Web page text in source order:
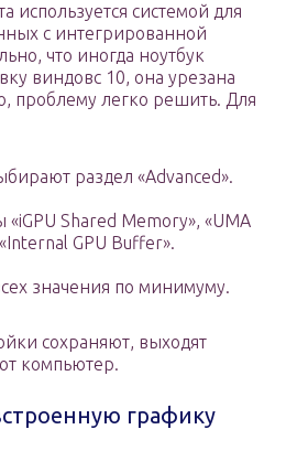
используется системой для
с интегрированной
что иногда ноутбук
виндовс 10, она урезана
проблему легко решить. Для
раздел «Advanced».
Shared Memory», «UMA
GPU Buffer».
значения по минимуму.
сохраняют, выходят
компьютер.
графику